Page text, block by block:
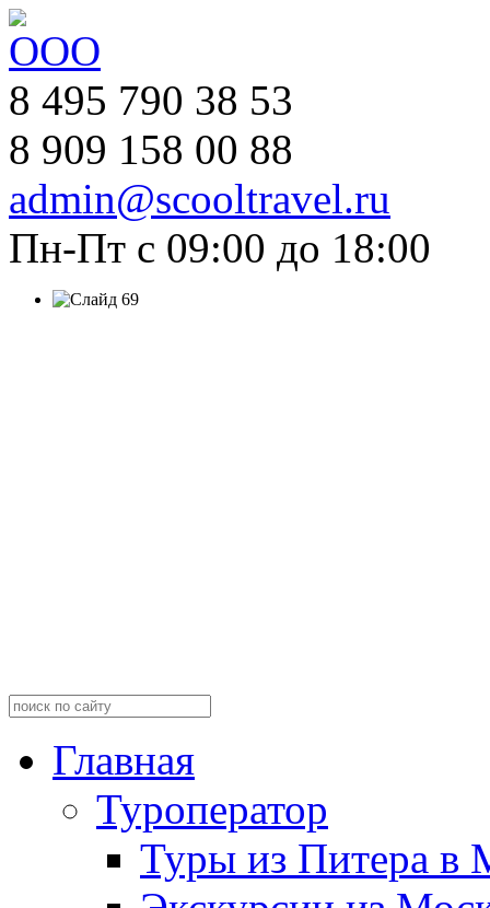
8 495 790 38 53
8 909 158 00 88
admin@scooltravel.ru
Пн-Пт с 09:00 до 18:00
Главная
Туроператор
Туры из Питера в